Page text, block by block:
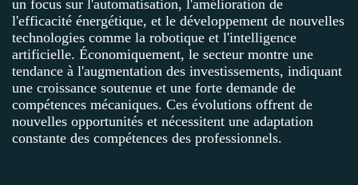
un focus sur l'automatisation, l'amélioration de
l'efficacité énergétique, et le développement de nouvelles
technologies comme la robotique et l'intelligence
artificielle. Économiquement, le secteur montre une
tendance à l'augmentation des investissements, indiquant
une croissance soutenue et une forte demande de
compétences mécaniques. Ces évolutions offrent de
nouvelles opportunités et nécessitent une adaptation
constante des compétences des professionnels.